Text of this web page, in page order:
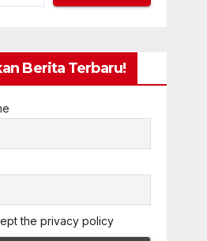
Berita Terbaru!
the privacy policy